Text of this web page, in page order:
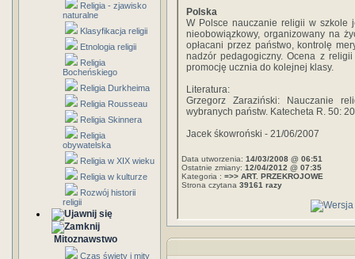
Religia - zjawisko
naturalne
Klasyfikacja religii
Etnologia religii
Religia
Bocheńskiego
Religia Durkheima
Religia Rousseau
Religia Skinnera
Religia
obywatelska
Religia w XIX wieku
Religia w kulturze
Rozwój historii
religii
Mitoznawstwo
Czas święty i mity
Polska
W Polsce nauczanie religii w szkole
nieobowiązkowy, organizowany na
opłacani przez państwo, kontrolę
nadzór pedagogiczny. Ocena z
promocję ucznia do kolejnej klasy.
Literatura:
Grzegorz Zaraziński: Nauczanie
wybranych państw. Katecheta R. 50:
Jacek śkowroński - 21/06/2007
Data utworzenia: 14/03/2008 @ 06:51
Ostatnie zmiany: 12/04/2012 @ 07:35
Kategoria : =>> ART. PRZEKROJOWE
Strona czytana 39161 razy